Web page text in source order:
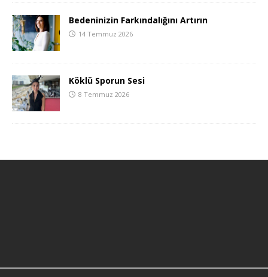
Bedeninizin Farkındalığını Artırın
14 Temmuz 2026
Köklü Sporun Sesi
8 Temmuz 2026